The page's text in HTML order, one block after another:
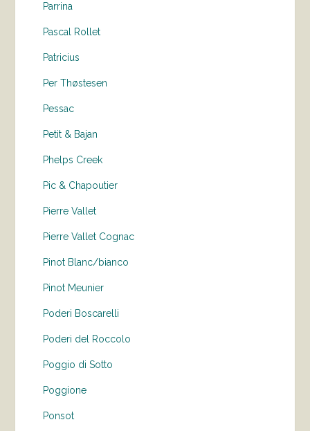
Parrina
Pascal Rollet
Patricius
Per Thøstesen
Pessac
Petit & Bajan
Phelps Creek
Pic & Chapoutier
Pierre Vallet
Pierre Vallet Cognac
Pinot Blanc/bianco
Pinot Meunier
Poderi Boscarelli
Poderi del Roccolo
Poggio di Sotto
Poggione
Ponsot